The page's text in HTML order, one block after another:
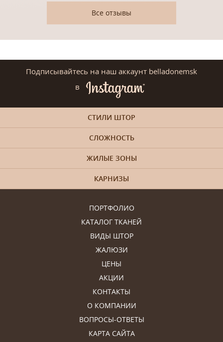
Все отзывы
Подписывайтесь на наш аккаунт belladonemsk
в
ПОРТФОЛИО
КАТАЛОГ ТКАНЕЙ
ВИДЫ ШТОР
ЖАЛЮЗИ
ЦЕНЫ
АКЦИИ
КОНТАКТЫ
О КОМПАНИИ
ВОПРОСЫ-ОТВЕТЫ
КАРТА САЙТА
СТИЛИ ШТОР
СЛОЖНОСТЬ
ЖИЛЫЕ ЗОНЫ
КАРНИЗЫ